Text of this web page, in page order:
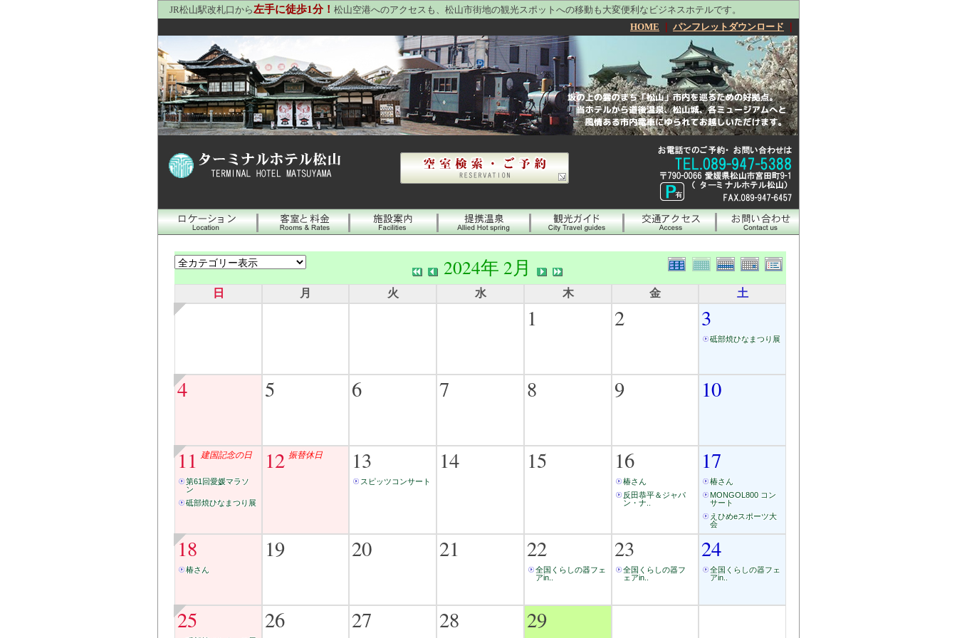
JR松山駅改札口から左手に徒歩1分！ 松山空港へのアクセスも、松山市街地の観光スポットへの移動も大変便利なビジネスホテルです。
HOME
パンフレットダウンロード
2024年 2月
日 月 火 水 木 金 土
1 2 3
砥部焼ひなまつり展
4 5 6 7 8 9 10
11 建国記念の日
第61回愛媛マラソ
ン
砥部焼ひなまつり展
12 振替休日 13
スピッツコンサート
14 15 16
椿さん
反田恭平＆ジャパ
ン・ナ..
17
椿さん
MONGOL800 コン
サート
えひめeスポーツ大
会
18
椿さん
19 20 21 22
全国くらしの器フェ
アin..
23
全国くらしの器フ
ェアin..
24
全国くらしの器フェ
アin..
25 26 27 28 29